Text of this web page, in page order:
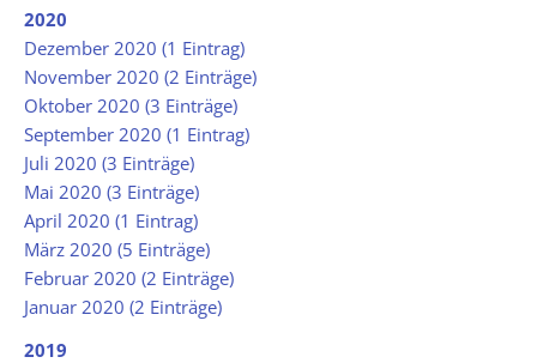
2020
Dezember 2020 (1 Eintrag)
November 2020 (2 Einträge)
Oktober 2020 (3 Einträge)
September 2020 (1 Eintrag)
Juli 2020 (3 Einträge)
Mai 2020 (3 Einträge)
April 2020 (1 Eintrag)
März 2020 (5 Einträge)
Februar 2020 (2 Einträge)
Januar 2020 (2 Einträge)
2019